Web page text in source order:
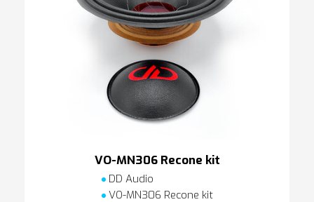
VO-MN306 Recone kit
DD Audio
VO-MN306 Recone kit